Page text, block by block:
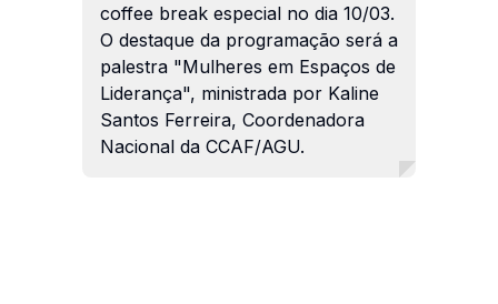
coffee break especial no dia 10/03.
O destaque da programação será a
palestra "Mulheres em Espaços de
Liderança", ministrada por Kaline
Santos Ferreira, Coordenadora
Nacional da CCAF/AGU.